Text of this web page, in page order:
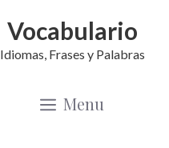
Vocabulario
Idiomas, Frases y Palabras
Menu